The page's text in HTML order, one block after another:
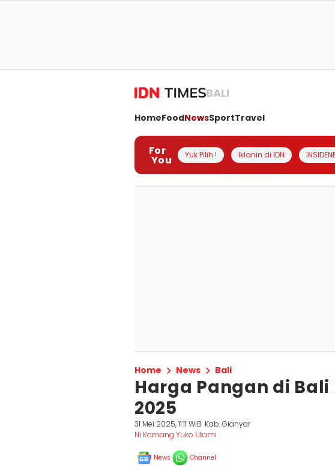
BALI
HomeFoodNewsSportTravel
For
You Yuk Pilih ! Iklanin di IDN
Home News Bali
Harga Pangan di Bali
2025
31 Mei 2025, 11:11 WIB Kab. Gianyar
Ni Komang Yuko Utami
News Channel